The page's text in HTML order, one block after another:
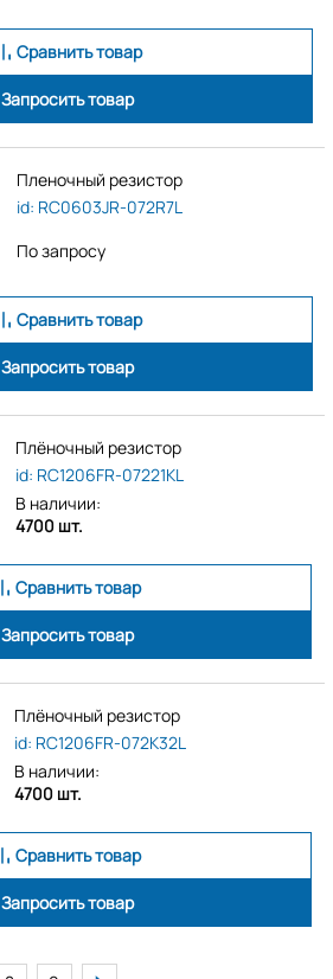
Сравнить товар
Запросить товар
Пленочный резистор
id: RC0603JR-072R7L
По запросу
Сравнить товар
Запросить товар
Плёночный резистор
id: RC1206FR-07221KL
В наличии:
4700 шт.
Сравнить товар
Запросить товар
Плёночный резистор
id: RC1206FR-072K32L
В наличии:
4700 шт.
Сравнить товар
Запросить товар